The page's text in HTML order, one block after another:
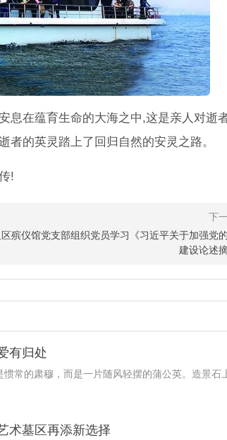
息在蕴育生命的大海之中,这是亲人对逝
的英灵踏上了回归自然的安灵之路。
!
区殡仪馆党支部组织党员学习《习近平关于加强党
建设论述
有归处
常的肃穆，而是一片随风轻摆的蒲公英。造景石
术墓区再添新选择